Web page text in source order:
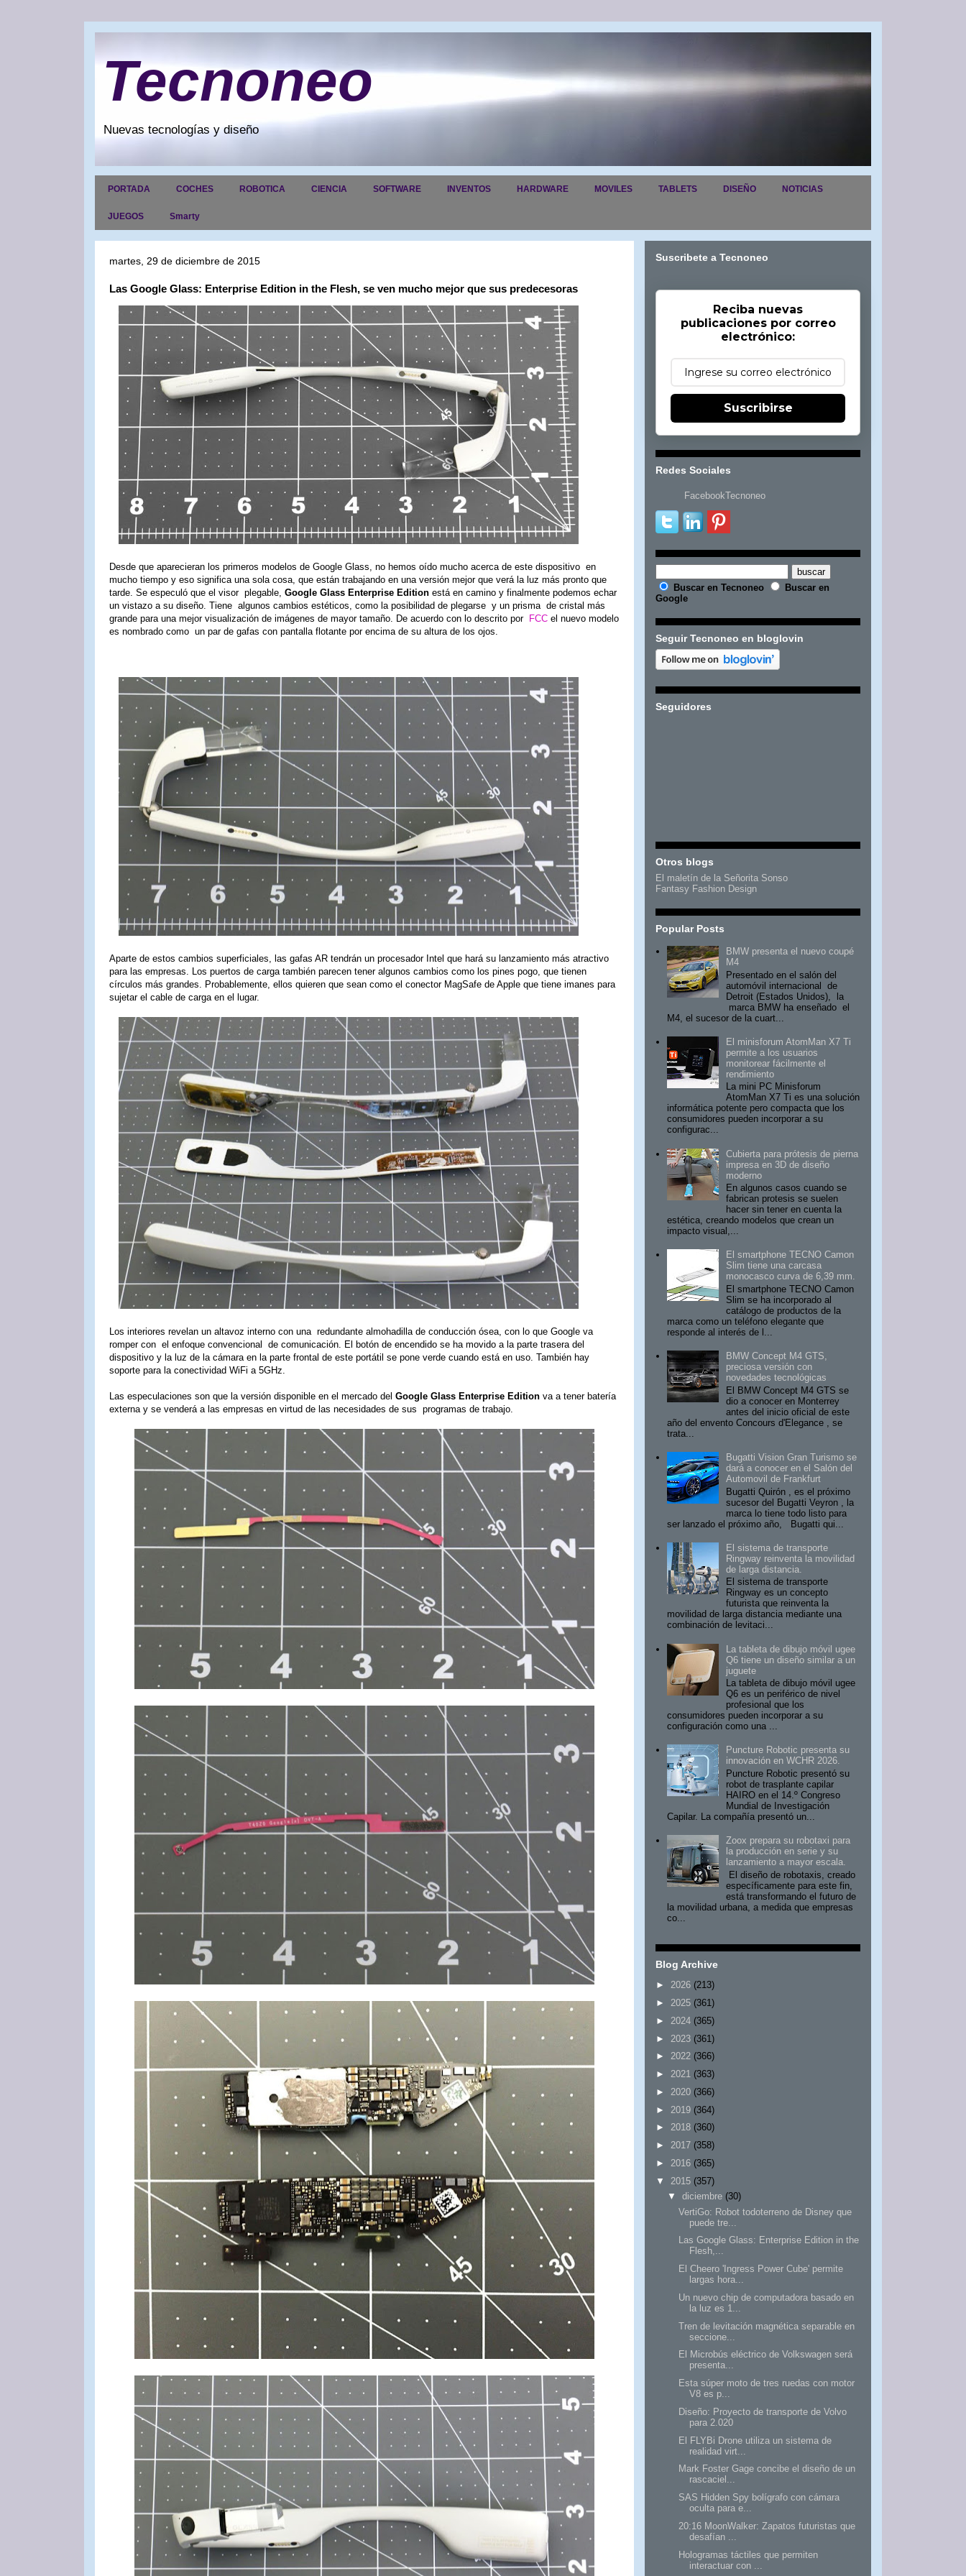
Tecnoneo
Nuevas tecnologías y diseño
PORTADA COCHES ROBOTICA CIENCIA SOFTWARE INVENTOS HARDWARE MOVILES TABLETS DISEÑO NOTICIAS
JUEGOS Smarty
martes, 29 de diciembre de 2015
Las Google Glass: Enterprise Edition in the Flesh, se ven mucho mejor que sus predecesoras
Desde que aparecieran los primeros modelos de Google Glass, no hemos oído mucho acerca de este dispositivo en
mucho tiempo y eso significa una sola cosa, que están trabajando en una versión mejor que verá la luz más pronto que
tarde. Se especuló que el visor plegable, Google Glass Enterprise Edition está en camino y finalmente podemos echar
un vistazo a su diseño. Tiene algunos cambios estéticos, como la posibilidad de plegarse y un prisma de cristal más
grande para una mejor visualización de imágenes de mayor tamaño. De acuerdo con lo descrito por FCC el nuevo modelo
es nombrado como un par de gafas con pantalla flotante por encima de su altura de los ojos.
Aparte de estos cambios superficiales, las gafas AR tendrán un procesador Intel que hará su lanzamiento más atractivo
para las empresas. Los puertos de carga también parecen tener algunos cambios como los pines pogo, que tienen
círculos más grandes. Probablemente, ellos quieren que sean como el conector MagSafe de Apple que tiene imanes para
sujetar el cable de carga en el lugar.
Los interiores revelan un altavoz interno con una redundante almohadilla de conducción ósea, con lo que Google va
romper con el enfoque convencional de comunicación. El botón de encendido se ha movido a la parte trasera del
dispositivo y la luz de la cámara en la parte frontal de este portátil se pone verde cuando está en uso. También hay
soporte para la conectividad WiFi a 5GHz.
Las especulaciones son que la versión disponible en el mercado del Google Glass Enterprise Edition va a tener batería
externa y se venderá a las empresas en virtud de las necesidades de sus programas de trabajo.
Suscribete a Tecnoneo
Reciba nuevas
publicaciones por correo
electrónico:
Suscribirse
Redes Sociales
FacebookTecnoneo
Buscar en Tecnoneo
Buscar en
Google
Seguir Tecnoneo en bloglovin
Seguidores
Otros blogs
El maletín de la Señorita Sonso
Fantasy Fashion Design
Popular Posts
BMW presenta el nuevo coupé
M4
Presentado en el salón del
automóvil internacional de
Detroit (Estados Unidos), la
marca BMW ha enseñado el
M4, el sucesor de la cuart...
El minisforum AtomMan X7 Ti
permite a los usuarios
monitorear fácilmente el
rendimiento
La mini PC Minisforum
AtomMan X7 Ti es una solución
informática potente pero compacta que los
consumidores pueden incorporar a su
configurac...
Cubierta para prótesis de pierna
impresa en 3D de diseño
moderno
En algunos casos cuando se
fabrican protesis se suelen
hacer sin tener en cuenta la
estética, creando modelos que crean un
impacto visual,...
El smartphone TECNO Camon
Slim tiene una carcasa
monocasco curva de 6,39 mm.
El smartphone TECNO Camon
Slim se ha incorporado al
catálogo de productos de la
marca como un teléfono elegante que
responde al interés de l...
BMW Concept M4 GTS,
preciosa versión con
novedades tecnológicas
El BMW Concept M4 GTS se
dio a conocer en Monterrey
antes del inicio oficial de este
año del envento Concours d'Elegance , se
trata...
Bugatti Vision Gran Turismo se
dará a conocer en el Salón del
Automovil de Frankfurt
Bugatti Quirón , es el próximo
sucesor del Bugatti Veyron , la
marca lo tiene todo listo para
ser lanzado el próximo año, Bugatti qui...
El sistema de transporte
Ringway reinventa la movilidad
de larga distancia.
El sistema de transporte
Ringway es un concepto
futurista que reinventa la
movilidad de larga distancia mediante una
combinación de levitaci...
La tableta de dibujo móvil ugee
Q6 tiene un diseño similar a un
juguete
La tableta de dibujo móvil ugee
Q6 es un periférico de nivel
profesional que los
consumidores pueden incorporar a su
configuración como una ...
Puncture Robotic presenta su
innovación en WCHR 2026.
Puncture Robotic presentó su
robot de trasplante capilar
HAIRO en el 14.º Congreso
Mundial de Investigación
Capilar. La compañía presentó un...
Zoox prepara su robotaxi para
la producción en serie y su
lanzamiento a mayor escala.
El diseño de robotaxis, creado
específicamente para este fin,
está transformando el futuro de
la movilidad urbana, a medida que empresas
co...
Blog Archive
► 2026 (213)
► 2025 (361)
► 2024 (365)
► 2023 (361)
► 2022 (366)
► 2021 (363)
► 2020 (366)
► 2019 (364)
► 2018 (360)
► 2017 (358)
► 2016 (365)
▼
2015 (357)
▼
diciembre (30)
VertiGo: Robot todoterreno de Disney que
puede tre...
Las Google Glass: Enterprise Edition in the
Flesh,...
El Cheero 'Ingress Power Cube' permite
largas hora...
Un nuevo chip de computadora basado en
la luz es 1...
Tren de levitación magnética separable en
seccione...
El Microbús eléctrico de Volkswagen será
presenta...
Esta súper moto de tres ruedas con motor
V8 es p...
Diseño: Proyecto de transporte de Volvo
para 2.020
El FLYBi Drone utiliza un sistema de
realidad virt...
Mark Foster Gage concibe el diseño de un
rascaciel...
SAS Hidden Spy bolígrafo con cámara
oculta para e...
20:16 MoonWalker: Zapatos futuristas que
desafían ...
Hologramas táctiles que permiten
interactuar con ...